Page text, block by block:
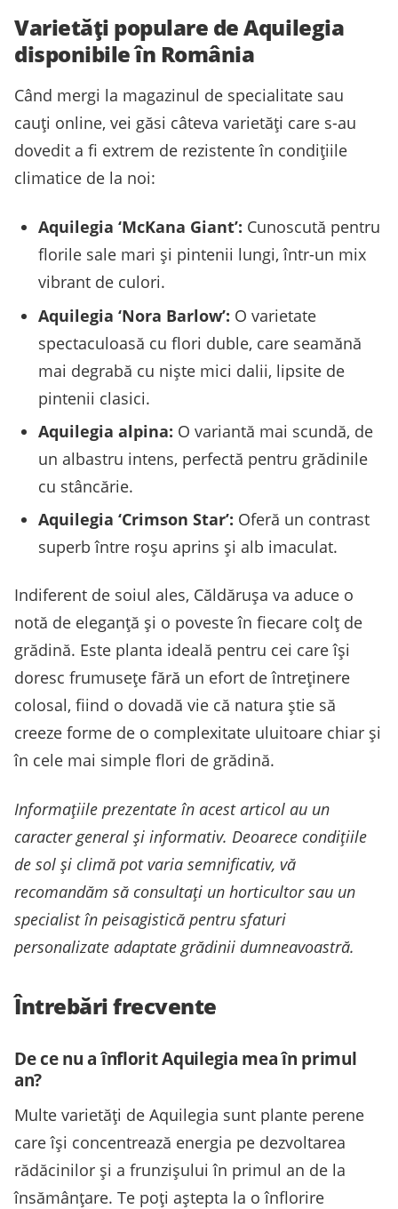
Varietăți populare de Aquilegia
disponibile în România
Când mergi la magazinul de specialitate sau
cauți online, vei găsi câteva varietăți care s-au
dovedit a fi extrem de rezistente în condițiile
climatice de la noi:
Aquilegia ‘McKana Giant’: Cunoscută pentru
florile sale mari și pintenii lungi, într-un mix
vibrant de culori.
Aquilegia ‘Nora Barlow’: O varietate
spectaculoasă cu flori duble, care seamănă
mai degrabă cu niște mici dalii, lipsite de
pintenii clasici.
Aquilegia alpina: O variantă mai scundă, de
un albastru intens, perfectă pentru grădinile
cu stâncărie.
Aquilegia ‘Crimson Star’: Oferă un contrast
superb între roșu aprins și alb imaculat.
Indiferent de soiul ales, Căldărușa va aduce o
notă de eleganță și o poveste în fiecare colț de
grădină. Este planta ideală pentru cei care își
doresc frumusețe fără un efort de întreținere
colosal, fiind o dovadă vie că natura știe să
creeze forme de o complexitate uluitoare chiar și
în cele mai simple flori de grădină.
Informațiile prezentate în acest articol au un
caracter general și informativ. Deoarece condițiile
de sol și climă pot varia semnificativ, vă
recomandăm să consultați un horticultor sau un
specialist în peisagistică pentru sfaturi
personalizate adaptate grădinii dumneavoastră.
Întrebări frecvente
De ce nu a înflorit Aquilegia mea în primul
an?
Multe varietăți de Aquilegia sunt plante perene
care își concentrează energia pe dezvoltarea
rădăcinilor și a frunzișului în primul an de la
însămânțare. Te poți aștepta la o înflorire